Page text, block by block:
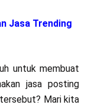
Jasa Trending
untuk membuat
jasa posting
Mari kita